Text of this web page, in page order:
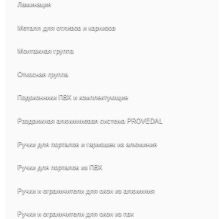
Ламинация
Металл для отливов и карнизов
Монтажная группа
Откосная группа
Подоконники ПВХ и комплектующие
Раздвижная алюминиевая система PROVEDAL
Ручки для порталов и гармошек из алюминия
Ручки для порталов из ПВХ
Ручки и ограничители для окон из алюминия
Ручки и ограничители для окон из пвх